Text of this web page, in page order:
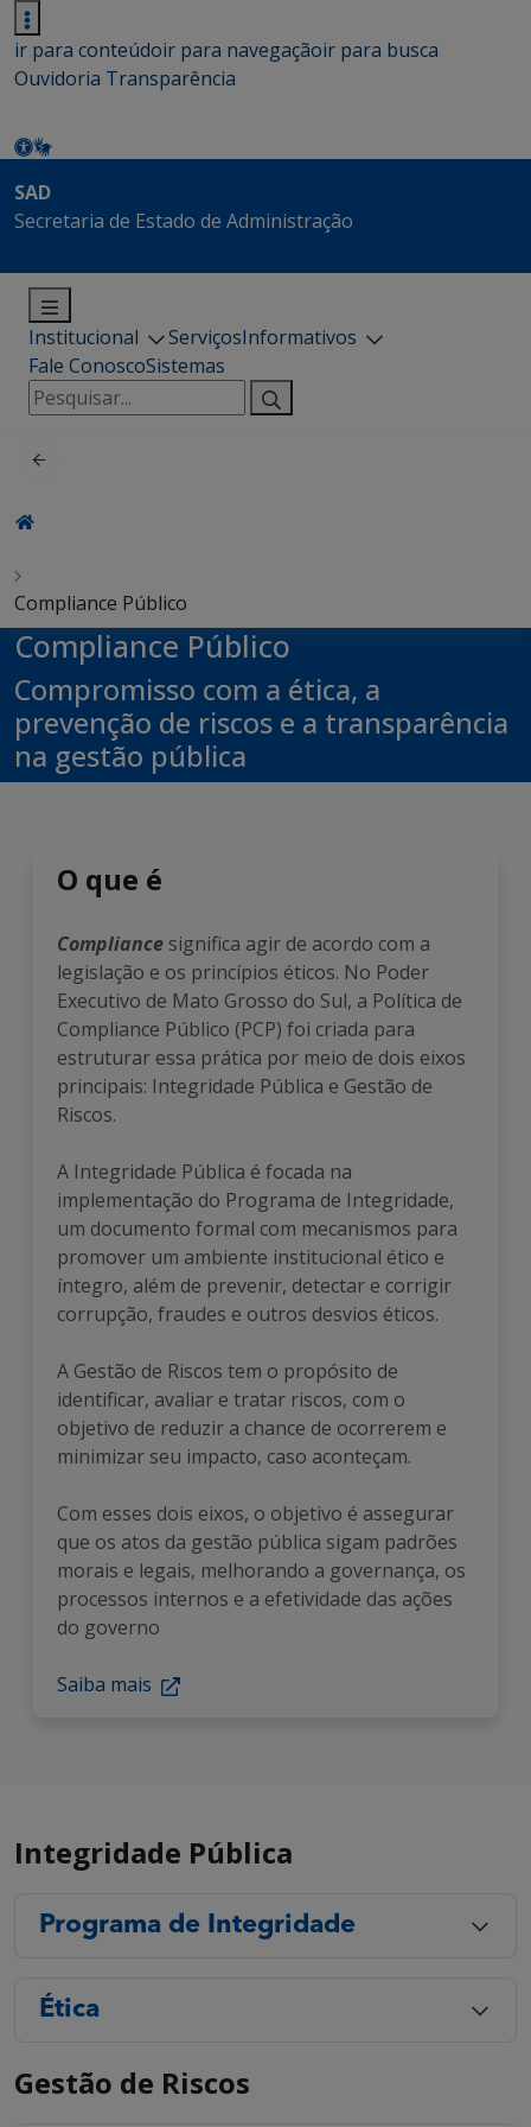
ir para conteúdoir para navegaçãoir para busca
Ouvidoria Transparência
SAD
Secretaria de Estado de Administração
Institucional ServiçosInformativos
Fale ConoscoSistemas
Pesquisar
por:
Compliance Público
Compliance Público
Compromisso com a ética, a
prevenção de riscos e a transparência
na gestão pública
O que é
Compliance significa agir de acordo com a
legislação e os princípios éticos. No Poder
Executivo de Mato Grosso do Sul, a Política de
Compliance Público (PCP) foi criada para
estruturar essa prática por meio de dois eixos
principais: Integridade Pública e Gestão de
Riscos.
A Integridade Pública é focada na
implementação do Programa de Integridade,
um documento formal com mecanismos para
promover um ambiente institucional ético e
íntegro, além de prevenir, detectar e corrigir
corrupção, fraudes e outros desvios éticos.
A Gestão de Riscos tem o propósito de
identificar, avaliar e tratar riscos, com o
objetivo de reduzir a chance de ocorrerem e
minimizar seu impacto, caso aconteçam.
Com esses dois eixos, o objetivo é assegurar
que os atos da gestão pública sigam padrões
morais e legais, melhorando a governança, os
processos internos e a efetividade das ações
do governo
Saiba mais
Integridade Pública
Programa de Integridade
Ética
Gestão de Riscos